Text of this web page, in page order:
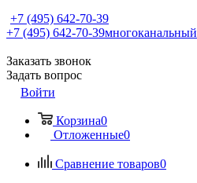
+7 (495) 642-70-39
+7 (495) 642-70-39многоканальный
Заказать звонок
Задать вопрос
Войти
Корзина0
Отложенные0
Сравнение товаров0